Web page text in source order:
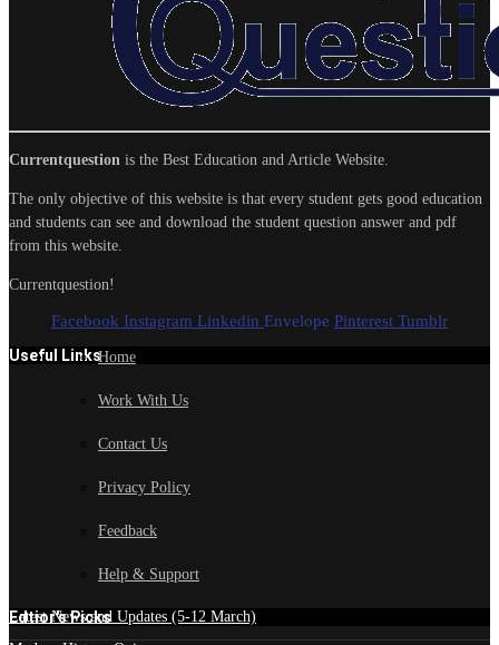
Currentquestion is the Best Education and Article Website.
The only objective of this website is that every student gets good education
and students can see and download the student question answer and pdf
from this website.
Currentquestion!
Facebook Instagram Linkedin Envelope Pinterest Tumblr
Useful LinksHome
Work With Us
Contact Us
Privacy Policy
Feedback
Help & Support
Edtior's Picks
Latest News and Updates (5-12 March)